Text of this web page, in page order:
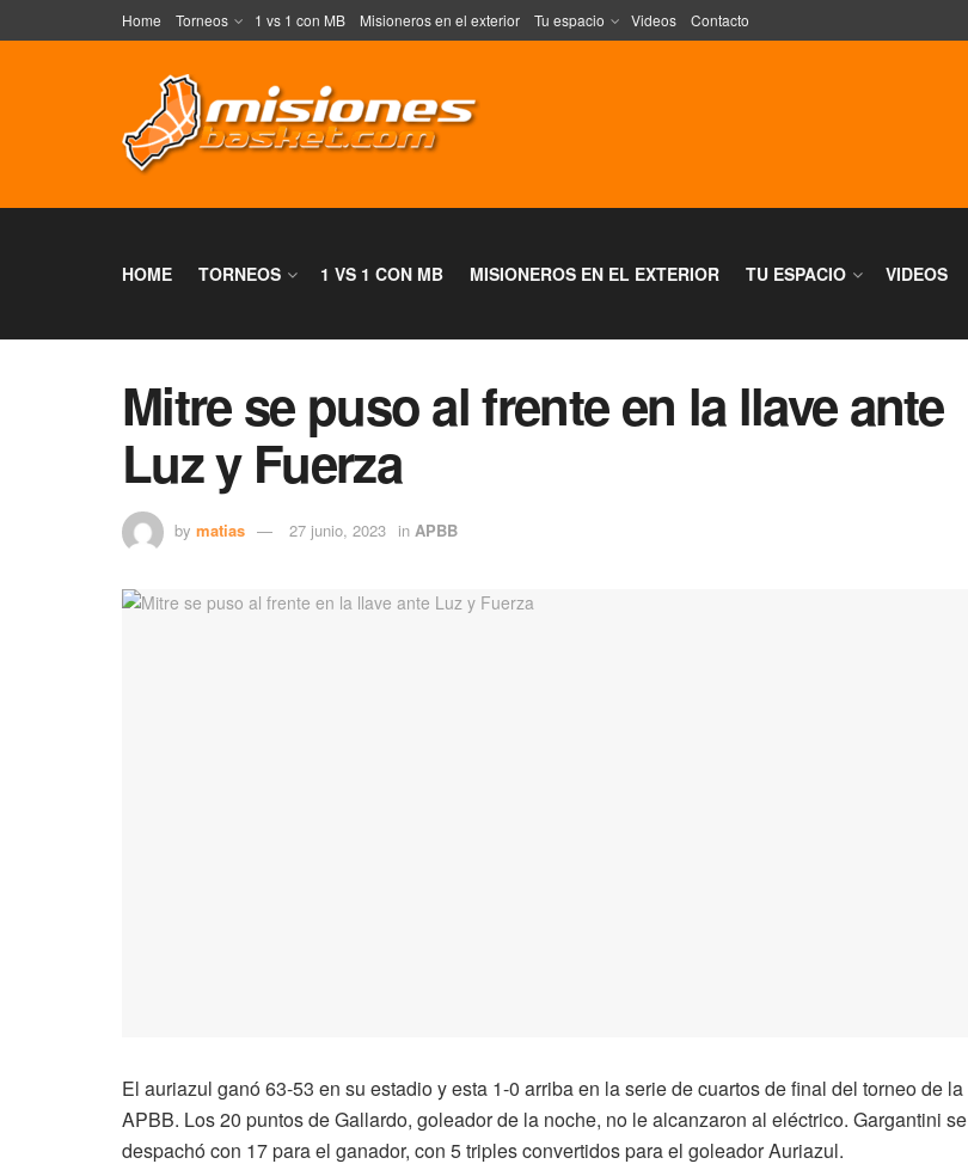
Home Torneos 1 vs 1 con MB Misioneros en el exterior Tu espacio Videos Contacto
HOME TORNEOS 1 VS 1 CON MB MISIONEROS EN EL EXTERIOR TU ESPACIO VIDEOS
Mitre se puso al frente en la llave ante
Luz y Fuerza
by matias 27 junio, 2023 in APBB
El auriazul ganó 63-53 en su estadio y esta 1-0 arriba en la serie de cuartos de final del torneo de la
APBB. Los 20 puntos de Gallardo, goleador de la noche, no le alcanzaron al eléctrico. Gargantini se
despachó con 17 para el ganador, con 5 triples convertidos para el goleador Auriazul.